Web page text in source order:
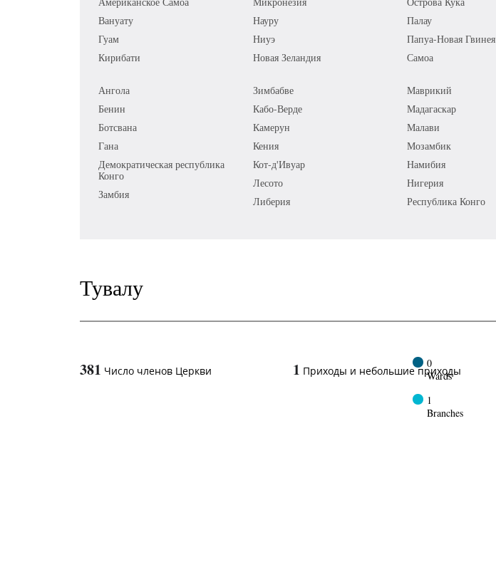
Вануату
Гуам
Кирибати
Науру
Ниуэ
Новая Зеландия
Палау
Папуа-Новая Гвинея
Самоа
Ангола
Бенин
Ботсвана
Гана
Демократическая республика
Конго
Замбия
Зимбабве
Кабо-Верде
Камерун
Кения
Кот-д'Ивуар
Лесото
Либерия
Маврикий
Мадагаскар
Малави
Мозамбик
Намибия
Нигерия
Республика Конго
Тувалу
381 Число членов Церкви 1 Приходы и небольшие приходы
0
Wards
1
Branches